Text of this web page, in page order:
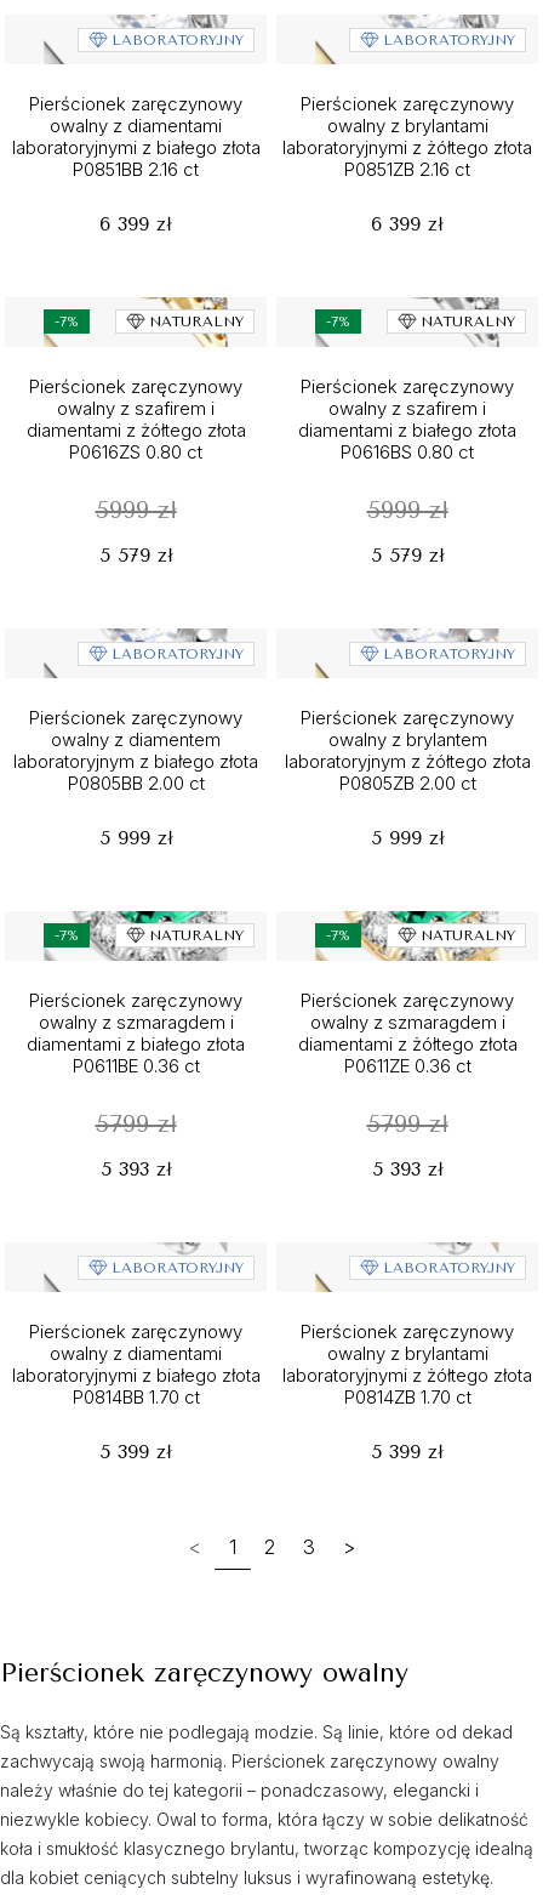
LABORATORYJNY
Pierścionek zaręczynowy
owalny z diamentami
laboratoryjnymi z białego złota
P0851BB 2.16 ct
6 399 zł
LABORATORYJNY
Pierścionek zaręczynowy
owalny z brylantami
laboratoryjnymi z żółtego złota
P0851ZB 2.16 ct
6 399 zł
-7% NATURALNY
Pierścionek zaręczynowy
owalny z szafirem i
diamentami z żółtego złota
P0616ZS 0.80 ct
5999 zł
5 579 zł
-7% NATURALNY
Pierścionek zaręczynowy
owalny z szafirem i
diamentami z białego złota
P0616BS 0.80 ct
5999 zł
5 579 zł
LABORATORYJNY
Pierścionek zaręczynowy
owalny z diamentem
laboratoryjnym z białego złota
P0805BB 2.00 ct
5 999 zł
LABORATORYJNY
Pierścionek zaręczynowy
owalny z brylantem
laboratoryjnym z żółtego złota
P0805ZB 2.00 ct
5 999 zł
-7% NATURALNY
Pierścionek zaręczynowy
owalny z szmaragdem i
diamentami z białego złota
P0611BE 0.36 ct
5799 zł
5 393 zł
-7% NATURALNY
Pierścionek zaręczynowy
owalny z szmaragdem i
diamentami z żółtego złota
P0611ZE 0.36 ct
5799 zł
5 393 zł
LABORATORYJNY
Pierścionek zaręczynowy
owalny z diamentami
laboratoryjnymi z białego złota
P0814BB 1.70 ct
5 399 zł
LABORATORYJNY
Pierścionek zaręczynowy
owalny z brylantami
laboratoryjnymi z żółtego złota
P0814ZB 1.70 ct
5 399 zł
< 1 2 3 >
Pierścionek zaręczynowy owalny
Są kształty, które nie podlegają modzie. Są linie, które od dekad
zachwycają swoją harmonią. Pierścionek zaręczynowy owalny
należy właśnie do tej kategorii – ponadczasowy, elegancki i
niezwykle kobiecy. Owal to forma, która łączy w sobie delikatność
koła i smukłość klasycznego brylantu, tworząc kompozycję idealną
dla kobiet ceniących subtelny luksus i wyrafinowaną estetykę.